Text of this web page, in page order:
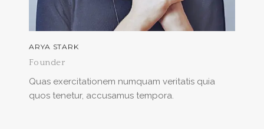
ARYA STARK
Founder
Quas exercitationem numquam veritatis quia
quos tenetur, accusamus tempora.